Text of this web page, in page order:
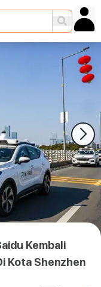
Kembali
Kota Shenzhen